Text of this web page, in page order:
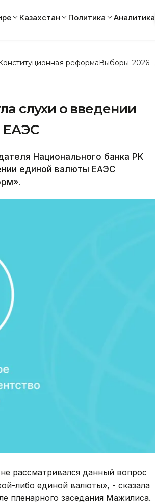
Казахстан Политика Аналитика
реформаВыборы-2026
слухи о введении
ЕАЭС
Национального банка РК
единой валюты ЕАЭС
рассматривался данный вопрос
либо единой валюты», - сказала
пленарного заседания Мажилиса.